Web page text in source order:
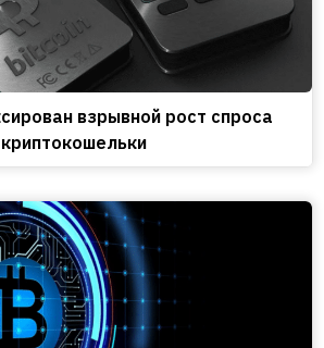
взрывной рост спроса